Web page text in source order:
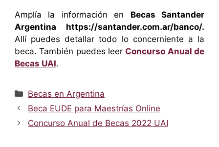
Amplía la información en Becas Santander
Argentina
https://santander.com.ar/banco/.
Allí puedes detallar todo lo concerniente a la
beca. También puedes leer Concurso Anual de
Becas UAI.
Categorías
Becas en Argentina
Beca EUDE para Maestrías Online
Concurso Anual de Becas 2022 UAI